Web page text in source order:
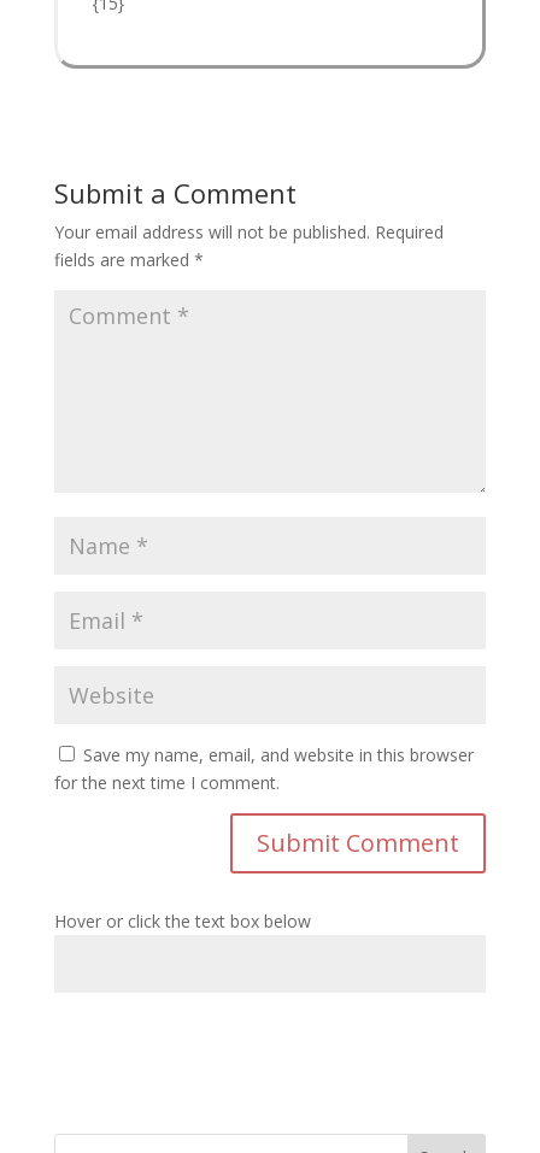
Submit a Comment
Your email address will not be published. Required
fields are marked *
Save my name, email, and website in this browser
for the next time I comment.
Hover or click the text box below